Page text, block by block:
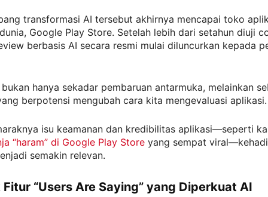
transformasi AI tersebut akhirnya mencapai toko
Google Play Store. Setelah lebih dari setahun diuji
berbasis AI secara resmi mulai diluncurkan kepada
hanya sekadar pembaruan antarmuka, melainkan
berpotensi mengubah cara kita mengevaluasi aplikasi.
isu keamanan dan kredibilitas aplikasi—seperti
“haram” di Google Play Store yang sempat
semakin relevan.
“Users Are Saying” yang Diperkuat AI